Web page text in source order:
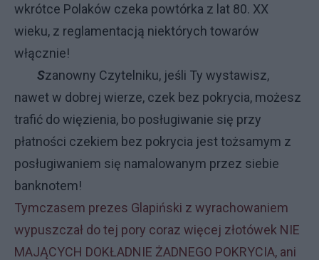
wkrótce Polaków czeka powtórka z lat 80. XX
wieku, z reglamentacją niektórych towarów
włącznie!
Szanowny Czytelniku, jeśli Ty wystawisz,
nawet w dobrej wierze, czek bez pokrycia, możesz
trafić do więzienia, bo posługiwanie się przy
płatności czekiem bez pokrycia jest tożsamym z
posługiwaniem się namalowanym przez siebie
banknotem!
Tymczasem prezes Glapiński z wyrachowaniem
wypuszczał do tej pory coraz więcej złotówek NIE
MAJĄCYCH DOKŁADNIE ŻADNEGO POKRYCIA, ani